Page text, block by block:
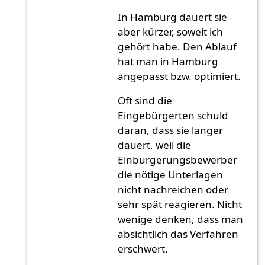
In Hamburg dauert sie
aber kürzer, soweit ich
gehört habe. Den Ablauf
hat man in Hamburg
angepasst bzw. optimiert.
Oft sind die
Eingebürgerten schuld
daran, dass sie länger
dauert, weil die
Einbürgerungsbewerber
die nötige Unterlagen
nicht nachreichen oder
sehr spät reagieren. Nicht
wenige denken, dass man
absichtlich das Verfahren
erschwert.